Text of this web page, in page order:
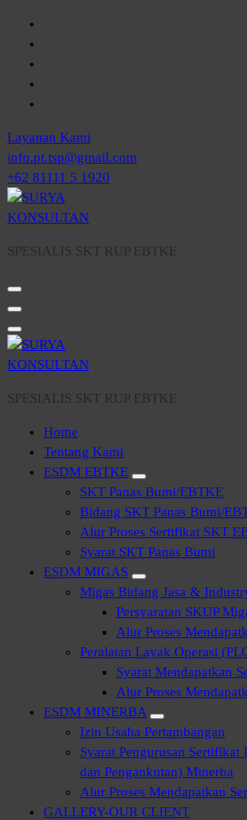
Skip
content
Layanan Kami
info.pt.tsp@gmail.com
+62 81111 5 1920
SPESIALIS SKT RUP EBTKE
SPESIALIS SKT RUP EBTKE
Home
Tentang Kami
ESDM EBTKE
SKT Panas Bumi/EBTKE
Bidang SKT Panas Bumi/
Alur Proses Sertifikat SKT
Syarat SKT Panas Bumi
ESDM MIGAS
Migas Bidang Jasa &
Persyaratan SKUP
Alur Proses
Peralatan Layak Operasi
Syarat Mendapatkan
Alur Proses
ESDM MINERBA
Izin Usaha Pertambangan
Syarat Pengurusan
dan Pengankutan) Minerba
Alur Proses Mendapatkan
GALLERY-OUR CLIENT